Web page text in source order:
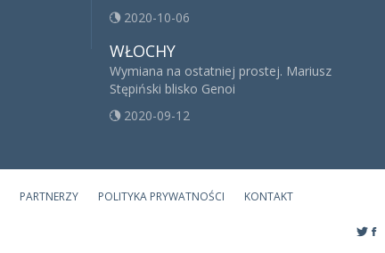
2020-10-06
WŁOCHY
Wymiana na ostatniej prostej. Mariusz
Stępiński blisko Genoi
2020-09-12
PARTNERZY POLITYKA PRYWATNOŚCI KONTAKT